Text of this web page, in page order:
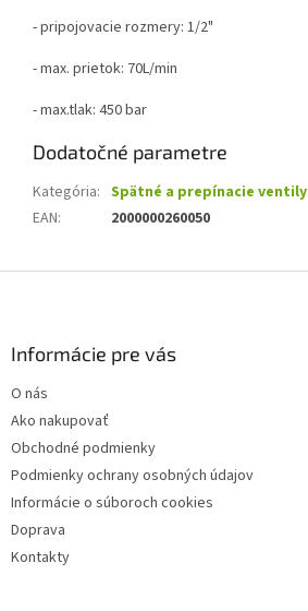
- pripojovacie rozmery: 1/2"
- max. prietok: 70L/min
- max.tlak: 450 bar
Dodatočné parametre
Kategória: Spätné a prepínacie ventily
EAN: 2000000260050
Informácie pre vás
O nás
Ako nakupovať
Obchodné podmienky
Podmienky ochrany osobných údajov
Informácie o súboroch cookies
Doprava
Kontakty